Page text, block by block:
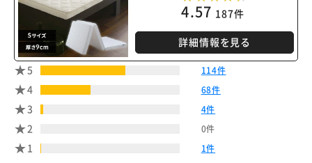
4.57 187件
詳細情報を見る
5 114件
4 68件
3 4件
2 0件
1 1件
※ご確認ください
カートに入れる 購入手続きへ